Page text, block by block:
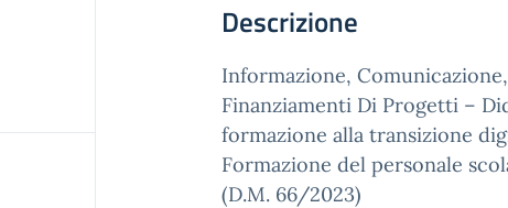
Descrizione
Informazione,
Finanziamenti Di Progetti –
formazione alla transizione
Formazione del personale
(D.M. 66/2023)